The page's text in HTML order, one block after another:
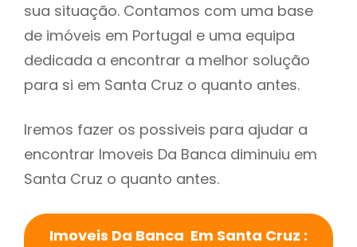
sua situação. Contamos com uma base
de imóveis em Portugal e uma equipa
dedicada a encontrar a melhor solução
para si em Santa Cruz o quanto antes.
Iremos fazer os possiveis para ajudar a
encontrar Imoveis Da Banca diminuiu em
Santa Cruz o quanto antes.
Imoveis Da Banca Em Santa Cruz :